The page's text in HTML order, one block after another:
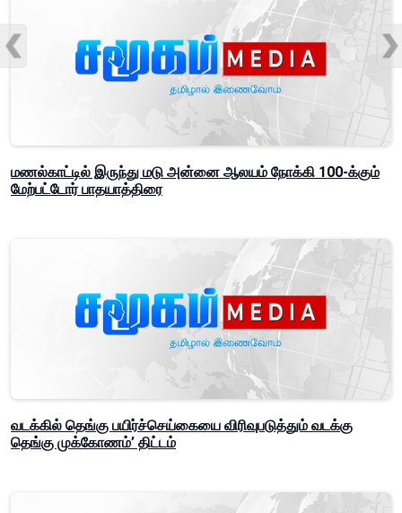
மணல்காட்டில் இருந்து மடு அன்னை ஆலயம் நோக்கி 100-க்கும்
மேற்பட்டோர் பாதயாத்திரை
வடக்கில் தெங்கு பயிர்ச்செய்கையை விரிவுபடுத்தும் வடக்கு
தெங்கு முக்கோணம்’ திட்டம்